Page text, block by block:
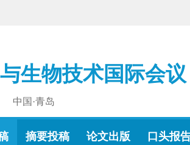
生物技术国际会议
中国·青岛
摘要投稿 论文出版 口头报